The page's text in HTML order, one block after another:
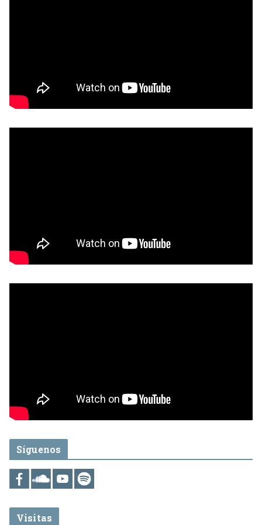
Síguenos
Visitas